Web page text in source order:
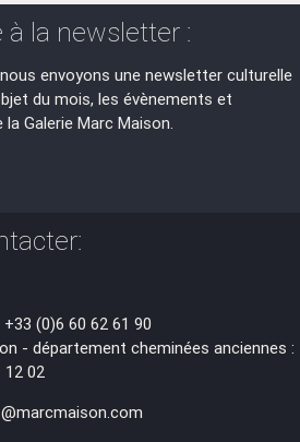
à la newsletter :
envoyons une newsletter culturelle
du mois, les évènements et
Galerie Marc Maison.
(0)6 60 62 61 90
- département cheminées anciennes :
12 02